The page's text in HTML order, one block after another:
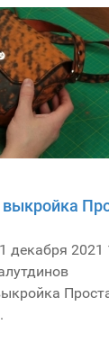
выкройка
декабря 2021